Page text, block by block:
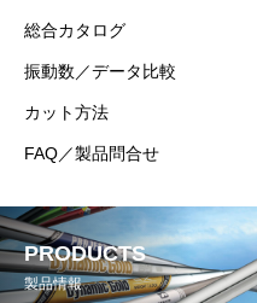
総合カタログ
振動数／データ比較
カット方法
FAQ／製品問合せ
PRODUCTS
製品情報